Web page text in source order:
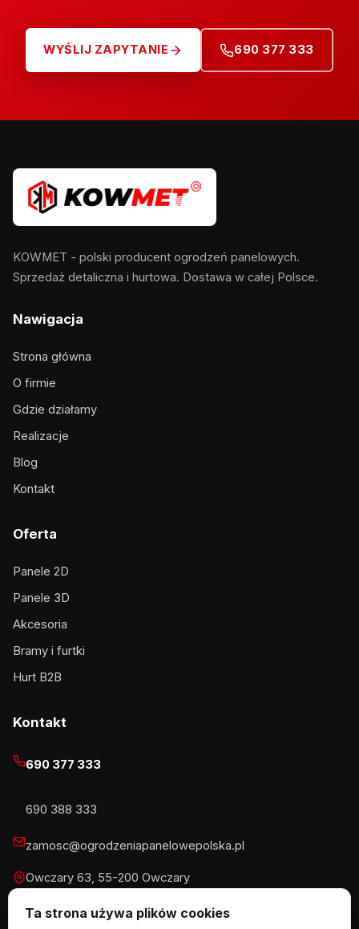
Ta strona używa plików cookies
WYŚLIJ ZAPYTANIE 690 377 333
KOWMET - polski producent ogrodzeń panelowych.
Sprzedaż detaliczna i hurtowa. Dostawa w całej Polsce.
Nawigacja
Strona główna
O firmie
Gdzie działamy
Realizacje
Blog
Kontakt
Oferta
Panele 2D
Panele 3D
Akcesoria
Bramy i furtki
Hurt B2B
Kontakt
690 377 333
690 388 333
zamosc@ogrodzeniapanelowepolska.pl
Owczary 63, 55-200 Owczary
Pn-Pt 8-16, Sb 8-13:30